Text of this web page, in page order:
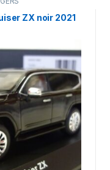
ZX noir 2021